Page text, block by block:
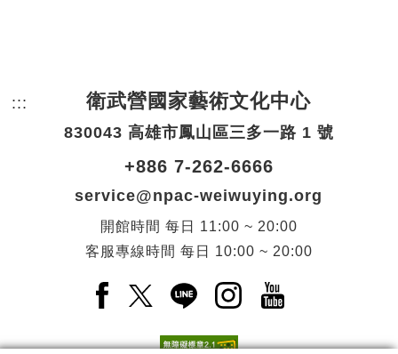
::: 頁尾網站資訊。
衛武營國家藝術文化中心
830043 高雄市鳳山區三多一路 1 號
+886 7-262-6666
service@npac-weiwuying.org
開館時間 每日
11:00 ~ 20:00
客服專線時間 每日 10:00 ~ 20:00
Facebook(另開新視窗)
X(另開新視窗)
LINE(另開新視窗)
Instagram(另開新視
YouTube(另開